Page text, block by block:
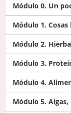
Módulo 0. Un
Módulo 1.
Módulo 2.
Módulo 3.
Módulo 4.
Módulo 5.